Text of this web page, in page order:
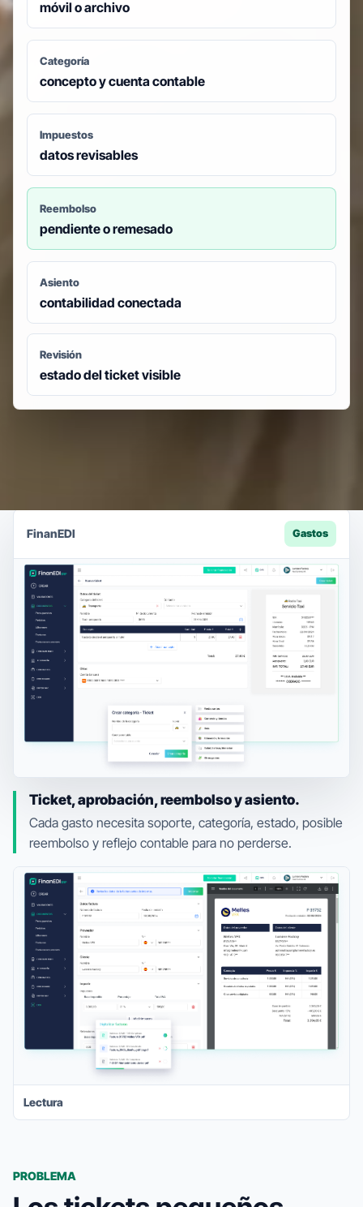
móvil o archivo
Categoría
concepto y cuenta contable
Impuestos
datos revisables
Reembolso
pendiente o remesado
Asiento
contabilidad conectada
Revisión
estado del ticket visible
FinanEDI Gastos
Ticket, aprobación, reembolso y asiento.
Cada gasto necesita soporte, categoría, estado, posible
reembolso y reflejo contable para no perderse.
Lectura
PROBLEMA